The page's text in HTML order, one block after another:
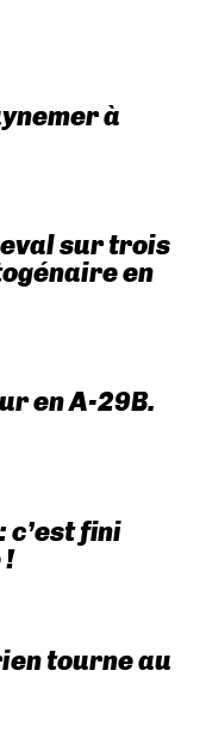
à
sur trois
en
en A-29B.
fini
!
tourne au